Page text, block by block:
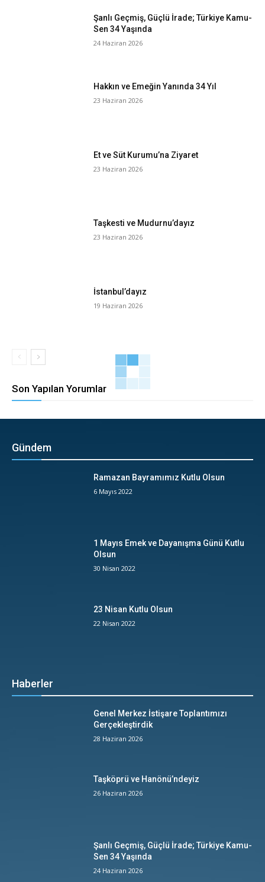
Şanlı Geçmiş, Güçlü İrade; Türkiye Kamu-
Sen 34 Yaşında
24 Haziran 2026
Hakkın ve Emeğin Yanında 34 Yıl
23 Haziran 2026
Et ve Süt Kurumu’na Ziyaret
23 Haziran 2026
Taşkesti ve Mudurnu’dayız
23 Haziran 2026
İstanbul’dayız
19 Haziran 2026
Son Yapılan Yorumlar
Gündem
Ramazan Bayramımız Kutlu Olsun
6 Mayıs 2022
1 Mayıs Emek ve Dayanışma Günü Kutlu
Olsun
30 Nisan 2022
23 Nisan Kutlu Olsun
22 Nisan 2022
Haberler
Genel Merkez İstişare Toplantımızı
Gerçekleştirdik
28 Haziran 2026
Taşköprü ve Hanönü’ndeyiz
26 Haziran 2026
Şanlı Geçmiş, Güçlü İrade; Türkiye Kamu-
Sen 34 Yaşında
24 Haziran 2026